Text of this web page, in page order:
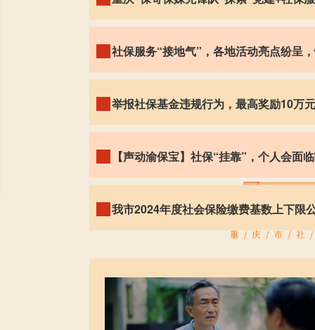
社保服务“接地气”，各地活动亮点纷呈
举报社保基金违规行为，最高奖励10万
【声动渝保宝】社保“挂靠”，个人会面
我市2024年度社会保险缴费基数上下限